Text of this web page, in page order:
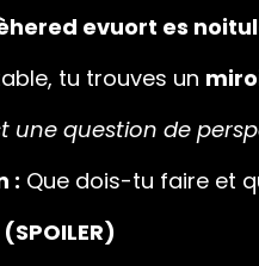
evuort es
tu trouves un
une question de
: Que dois-tu faire et